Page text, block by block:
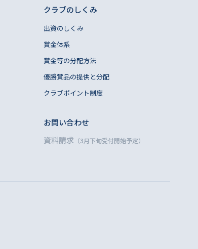
クラブのしくみ
出資のしくみ
賞金体系
賞金等の分配方法
優勝賞品の提供と分配
クラブポイント制度
お問い合わせ
資料請求 （3月下旬受付開始予定）